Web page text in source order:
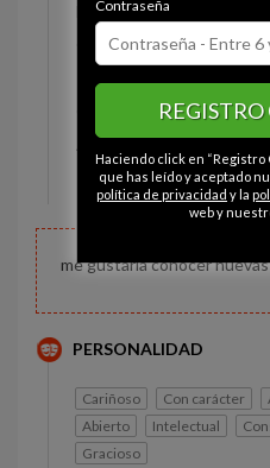
Estado civil:
Ojos: Marrón
Constitución: Normal
Altura: 167 cm
Peso: 64 kg
me gustaria conocer
PERSONALIDAD
Cariñoso Con carácter
Abierto
Intelectual
Gracioso
Contraseña
Haciendo click en
que has leído y aceptado
política de privacidad y la
web y